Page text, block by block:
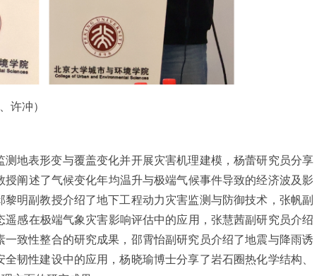
许冲）
地表形变与覆盖变化并开展灾害机理建模，杨蕾研究员分享
阐述了气候变化年均温升与极端气候事件导致的经济波及影
明副教授介绍了地下工程动力灾害监测与防御技术，张帆副
感在极端气象灾害影响评估中的应用，张慧茜副研究员介绍
致性整合的研究成果，邵霄怡副研究员介绍了地震与降雨诱
韧性建设中的应用，杨晓瑜博士分享了岩石圈热化学结构、